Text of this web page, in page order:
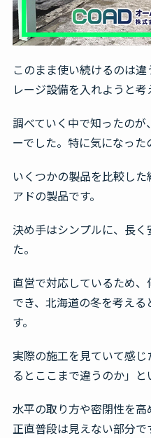
このまま使い続けるのは
レージ設備を入れようと考
調べていく中で知ったの
ーでした。特に気になった
いくつかの製品を比較し
アドの製品です。
決め手はシンプルに、長
た。
直営で対応しているため
でき、北海道の冬を考え
す。
実際の施工を見ていて感
るとここまで違うのか」と
水平の取り方や密閉性を高
正直普段は見えない部分